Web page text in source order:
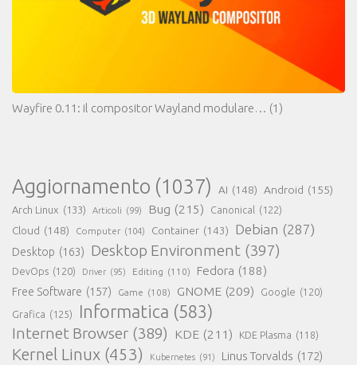
Wayfire 0.11: il compositor Wayland modulare… (1)
Aggiornamento (1037) AI (148) Android (155)
Arch Linux (133) Articoli (99) Bug (215) Canonical (122)
Cloud (148) Computer (104) Container (143) Debian (287)
Desktop (163) Desktop Environment (397)
DevOps (120) Driver (95) Editing (110) Fedora (188)
Free Software (157) Game (108) GNOME (209) Google (120)
Grafica (125) Informatica (583)
Internet Browser (389) KDE (211) KDE Plasma (118)
Kernel Linux (453) Kubernetes (91) Linus Torvalds (172)